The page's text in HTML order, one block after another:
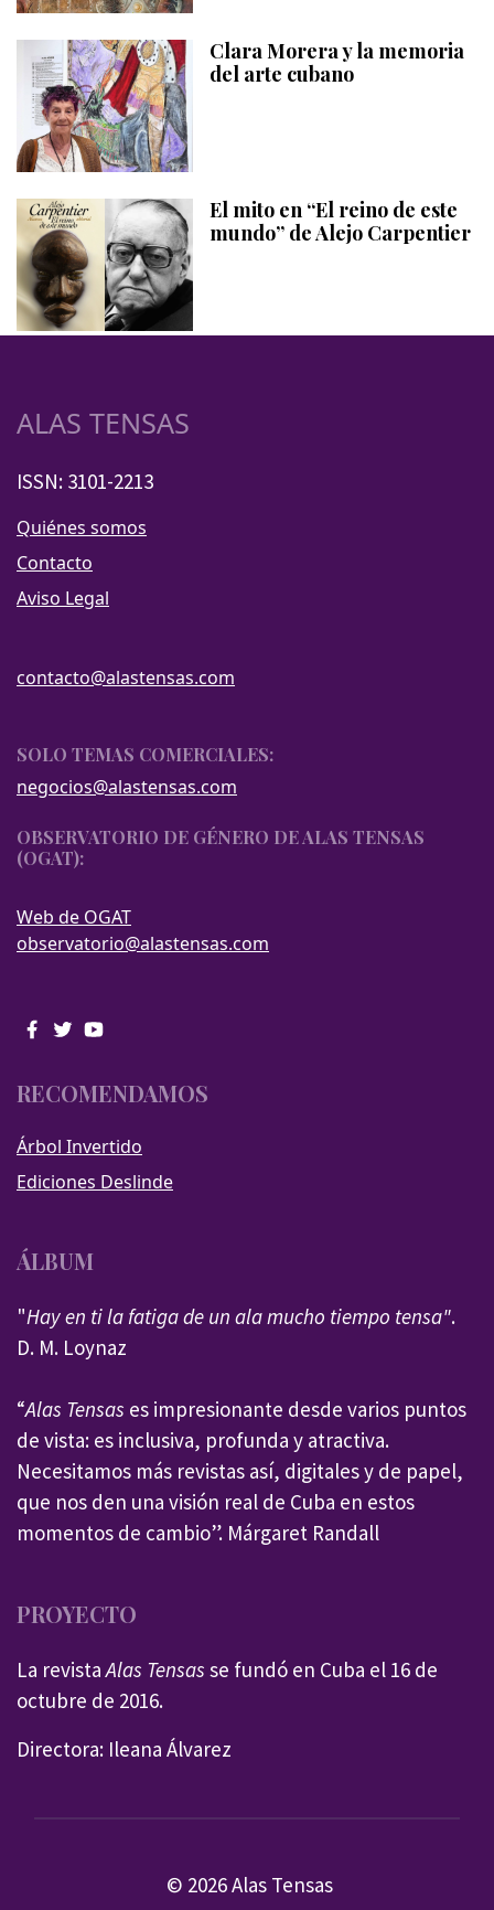
Clara Morera y la memoria
del arte cubano
El mito en “El reino de este
mundo” de Alejo Carpentier
ALAS TENSAS
ISSN: 3101-2213
Quiénes somos
Contacto
Aviso Legal
contacto@alastensas.com
SOLO TEMAS COMERCIALES:
negocios@alastensas.com
OBSERVATORIO DE GÉNERO DE ALAS TENSAS
(OGAT):
Web de OGAT
observatorio@alastensas.com
RECOMENDAMOS
Árbol Invertido
Ediciones Deslinde
ÁLBUM
"Hay en ti la fatiga de un ala mucho tiempo tensa".
D. M. Loynaz
“Alas Tensas es impresionante desde varios puntos
de vista: es inclusiva, profunda y atractiva.
Necesitamos más revistas así, digitales y de papel,
que nos den una visión real de Cuba en estos
momentos de cambio”. Márgaret Randall
PROYECTO
La revistaAlas Tensas se fundó en Cuba el 16 de
octubre de 2016.
Directora: Ileana Álvarez
© 2026 Alas Tensas